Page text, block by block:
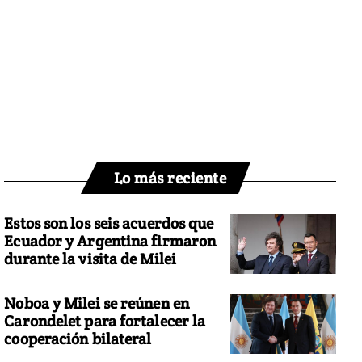
Lo más reciente
Estos son los seis acuerdos que
Ecuador y Argentina firmaron
durante la visita de Milei
Noboa y Milei se reúnen en
Carondelet para fortalecer la
cooperación bilateral